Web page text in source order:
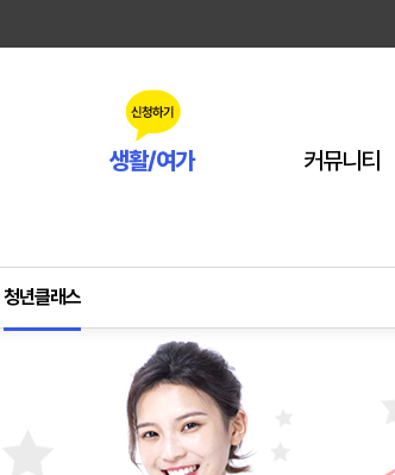
생활/여가 커뮤니티
청년클래스